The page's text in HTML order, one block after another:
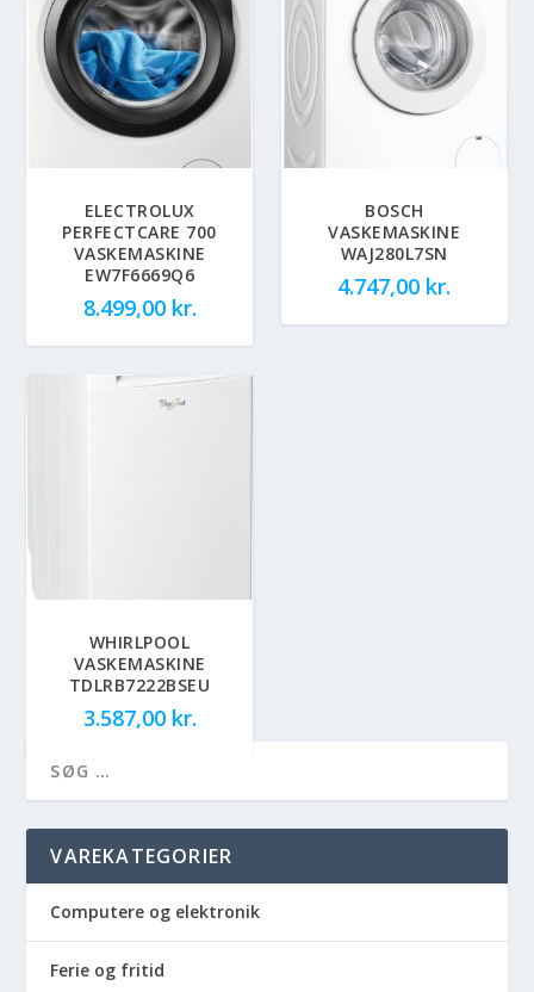
ELECTROLUX
PERFECTCARE 700
VASKEMASKINE
EW7F6669Q6
8.499,00 kr.
BOSCH
VASKEMASKINE
WAJ280L7SN
4.747,00 kr.
WHIRLPOOL
VASKEMASKINE
TDLRB7222BSEU
3.587,00 kr.
VAREKATEGORIER
Computere og elektronik
Ferie og fritid